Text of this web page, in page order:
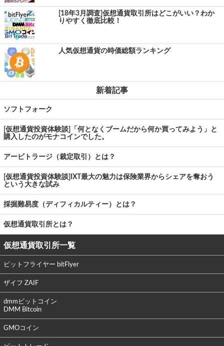
[18年3月調査]仮想通貨取引所はどこがいい？わか
りやすく徹底比較！
人気仮想通貨の時価総額ランキング
新着記事
ソフトフォーク
[仮想通貨投資体験談]「何となくブームだから何か買ってみよう」と
購入したのがモナコインでした。
アービトラージ（裁定取引）とは？
[仮想通貨投資体験談]IXT最大の魅力は保険業界からシェアを奪おう
という大きな試み
採掘難易度（ディフィカルティー）とは？
仮想通貨取引所とは？
仮想通貨取引所一覧
ビットフライヤー bitFlyer
ザイフ ZAIF
dmmビットコイン
DMM Bitcoin
GMOコイン